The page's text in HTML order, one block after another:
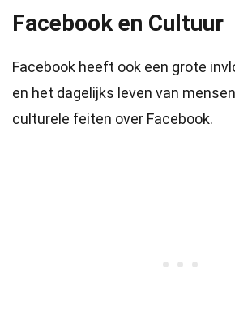
Facebook en Cultuur
Facebook heeft ook een grote
en het dagelijks leven van
culturele feiten over Facebook.